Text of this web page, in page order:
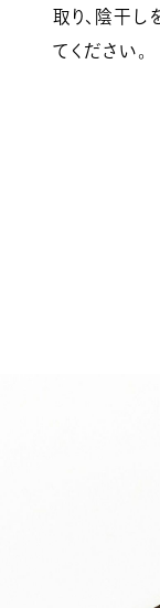
取り、陰干
てください。